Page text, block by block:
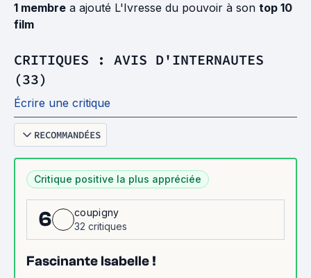
1 membre a ajouté L'Ivresse du pouvoir à son top 10
film
CRITIQUES : AVIS D'INTERNAUTES
(33)
Écrire une critique
RECOMMANDÉES
Critique positive la plus appréciée
6
coupigny
32 critiques
Fascinante Isabelle !